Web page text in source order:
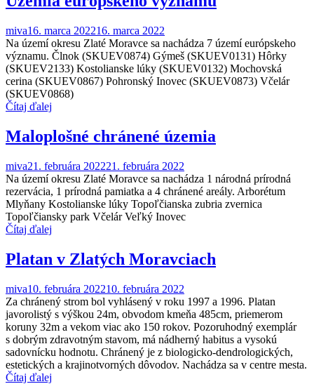
miva16. marca 202216. marca 2022
Na území okresu Zlaté Moravce sa nachádza 7 území európskeho
významu. Člnok (SKUEV0874) Gýmeš (SKUEV0131) Hôrky
(SKUEV2133) Kostolianske lúky (SKUEV0132) Mochovská
cerina (SKUEV0867) Pohronský Inovec (SKUEV0873) Včelár
(SKUEV0868)
Čítaj ďalej
Maloplošné chránené územia
miva21. februára 202221. februára 2022
Na území okresu Zlaté Moravce sa nachádza 1 národná prírodná
rezervácia, 1 prírodná pamiatka a 4 chránené areály. Arborétum
Mlyňany Kostolianske lúky Topoľčianska zubria zvernica
Topoľčiansky park Včelár Veľký Inovec
Čítaj ďalej
Platan v Zlatých Moravciach
miva10. februára 202210. februára 2022
Za chránený strom bol vyhlásený v roku 1997 a 1996. Platan
javorolistý s výškou 24m, obvodom kmeňa 485cm, priemerom
koruny 32m a vekom viac ako 150 rokov. Pozoruhodný exemplár
s dobrým zdravotným stavom, má nádherný habitus a vysokú
sadovnícku hodnotu. Chránený je z biologicko-dendrologických,
estetických a krajinotvorných dôvodov. Nachádza sa v centre mesta.
Čítaj ďalej